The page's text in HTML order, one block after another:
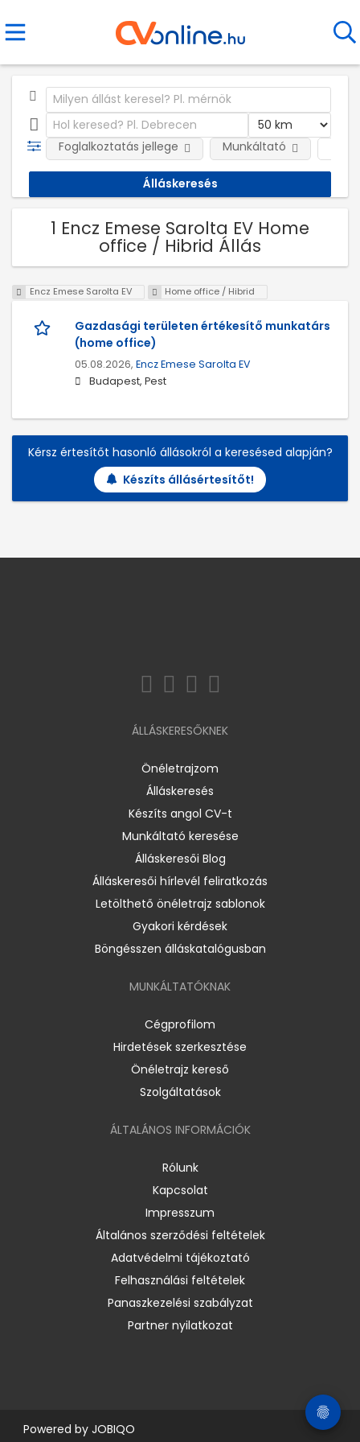
Foglalkoztatás jellege Munkáltató
1 Encz Emese Sarolta EV Home
office / Hibrid Állás
Encz Emese Sarolta EV Home office / Hibrid
Gazdasági területen értékesítő munkatárs
(home office)
05.08.2026, Encz Emese Sarolta EV
Budapest, Pest
Kérsz értesítőt hasonló állásokról a keresésed alapján?
Készíts állásértesítőt!
ÁLLÁSKERESŐKNEK
Önéletrajzom
Álláskeresés
Készíts angol CV-t
Munkáltató keresése
Álláskeresői Blog
Álláskeresői hírlevél feliratkozás
Letölthető önéletrajz sablonok
Gyakori kérdések
Böngésszen álláskatalógusban
MUNKÁLTATÓKNAK
Cégprofilom
Hirdetések szerkesztése
Önéletrajz kereső
Szolgáltatások
ÁLTALÁNOS INFORMÁCIÓK
Rólunk
Kapcsolat
Impresszum
Általános szerződési feltételek
Adatvédelmi tájékoztató
Felhasználási feltételek
Panaszkezelési szabályzat
Partner nyilatkozat
Powered by JOBIQO